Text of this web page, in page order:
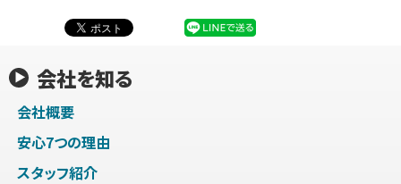
会社を知る
会社概要
安心7つの理由
スタッフ紹介